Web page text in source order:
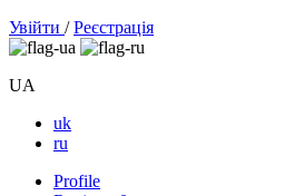
Увійти / Реєстрація
UA
uk
ru
Profile